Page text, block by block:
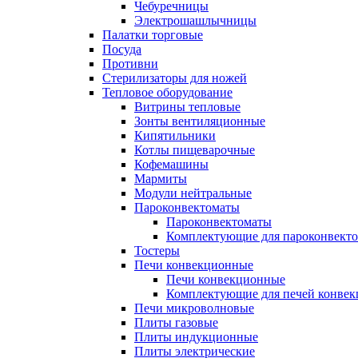
Чебуречницы
Электрошашлычницы
Палатки торговые
Посуда
Противни
Стерилизаторы для ножей
Тепловое оборудование
Витрины тепловые
Зонты вентиляционные
Кипятильники
Котлы пищеварочные
Кофемашины
Мармиты
Модули нейтральные
Пароконвектоматы
Пароконвектоматы
Комплектующие для
Тостеры
Печи конвекционные
Печи конвекционные
Комплектующие для печей
Печи микроволновые
Плиты газовые
Плиты индукционные
Плиты электрические